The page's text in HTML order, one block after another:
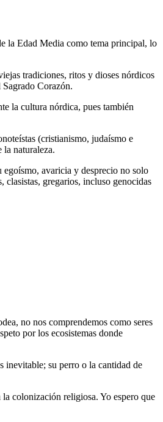
la Edad Media como tema principal, lo
tradiciones, ritos y dioses nórdicos
Corazón.
la cultura nórdica, pues también
(cristianismo, judaísmo e
la naturaleza.
egoísmo, avaricia y desprecio no solo
clasistas, gregarios, incluso genocidas
no nos comprendemos como seres
por los ecosistemas donde
inevitable; su perro o la cantidad de
colonización religiosa. Yo espero que